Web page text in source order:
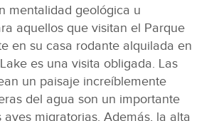
mentalidad geológica u
aquellos que visitan el Parque
en su casa rodante alquilada en
es una visita obligada. Las
un paisaje increíblemente
del agua son un importante
migratorias. Además, la alta